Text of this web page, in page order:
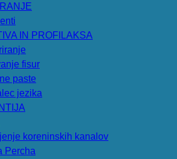
IN PROFILAKSA
fisur
paste
jezika
koreninskih kanalov
Percha